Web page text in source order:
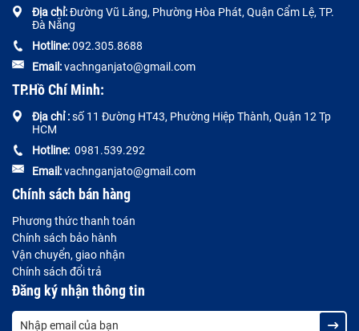
Địa chỉ:Đường Vũ Lăng, Phường Hòa Phát, Quận Cẩm Lệ, TP.
Đà Nẵng
Hotline:092.305.8688
Email:vachnganjato@gmail.com
TP.Hồ Chí Minh:
Địa chỉ :số 11 Đường HT43, Phường Hiệp Thành, Quận 12 Tp
HCM
Hotline: 0981.539.292
Email:vachnganjato@gmail.com
Chính sách bán hàng
Phương thức thanh toán
Chính sách bảo hành
Vận chuyển, giao nhận
Chính sách đổi trả
Đăng ký nhận thông tin